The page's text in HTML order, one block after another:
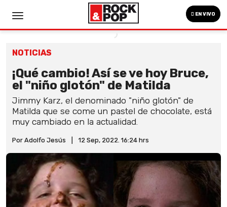
EN VIVO
NOTICIAS
¡Qué cambio! Así se ve hoy Bruce,
el "niño glotón" de Matilda
Jimmy Karz, el denominado "niño glotón" de
Matilda que se come un pastel de chocolate, está
muy cambiado en la actualidad.
Por Adolfo Jesús 12 Sep, 2022. 16:24 hrs